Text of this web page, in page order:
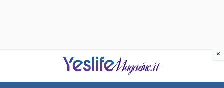
notizie di intrattenimento